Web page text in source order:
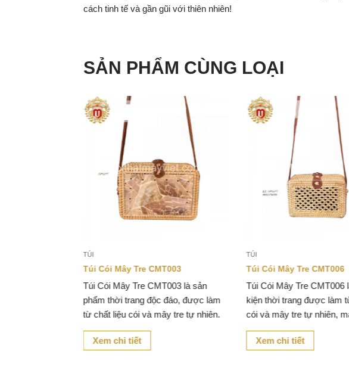
cách tinh tế và gần gũi với thiên nhiên!
SẢN PHẨM CÙNG LOẠI
TÚI
Túi Cói Mây Tre CMT003
Túi Cói Mây Tre CMT003 là sản
phẩm thời trang độc đáo, được làm
từ chất liệu cói và mây tre tự nhiên.
Xem chi tiết
TÚI
Túi Cói Mây Tre CMT006
Túi Cói Mây Tre CMT006
kiện thời trang được làm
cói và mây tre tự nhiên,
đẹp giản dị nhưng không
sang trọng.
Xem chi tiết